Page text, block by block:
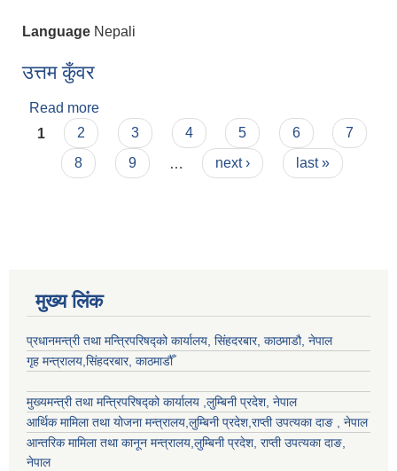
Language Nepali
उत्तम कुँवर
Read more
Pages
1 2 3 4 5 6
7
8
9 next › last »
मुख्य लिंक
प्रधानमन्त्री तथा मन्त्रिपरिषद्को कार्यालय, सिंहदरबार, काठमाडौ, नेपाल
गृह मन्त्रालय,सिंहदरबार, काठमाडौँ
मुख्यमन्त्री तथा मन्त्रिपरिषद्को कार्यालय ,लुम्बिनी प्रदेश, नेपाल
आर्थिक मामिला तथा योजना मन्त्रालय,लुम्बिनी प्रदेश,राप्ती उपत्यका दाङ , नेपाल
आन्तरिक मामिला तथा कानून मन्त्रालय,लुम्बिनी प्रदेश, राप्ती उपत्यका दाङ,
नेपाल